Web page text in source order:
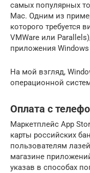
самых популярных
Mac. Одним из
которого требуется
VMWare или
приложения
На мой взгляд,
операционной
Оплата с
Маркетплейс App
карты российских
пользователям
магазине
указав в способах